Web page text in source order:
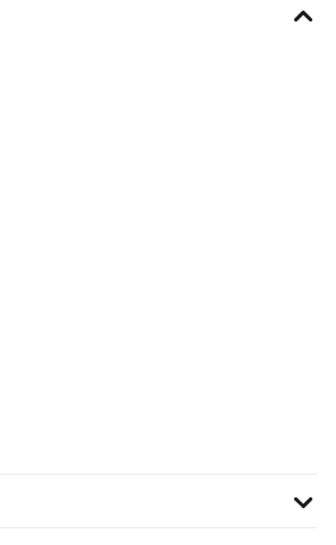
mit einer edlen Ausstrahlung!